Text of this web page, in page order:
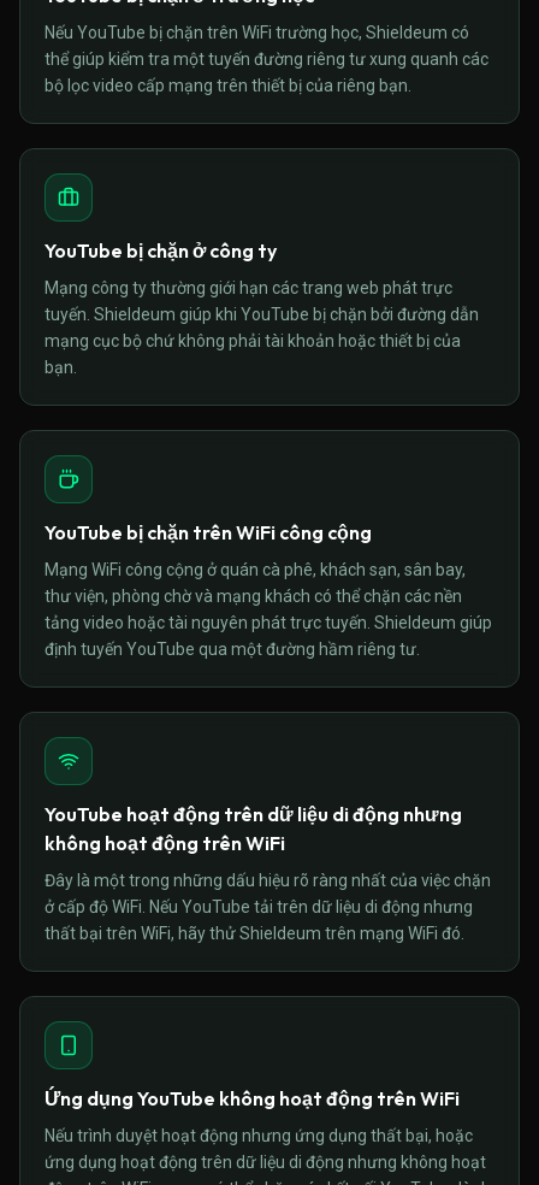
Nếu YouTube bị chặn trên WiFi trường học, Shieldeum có
thể giúp kiểm tra một tuyến đường riêng tư xung quanh các
bộ lọc video cấp mạng trên thiết bị của riêng bạn.
YouTube bị chặn ở công ty
Mạng công ty thường giới hạn các trang web phát trực
tuyến. Shieldeum giúp khi YouTube bị chặn bởi đường dẫn
mạng cục bộ chứ không phải tài khoản hoặc thiết bị của
bạn.
YouTube bị chặn trên WiFi công cộng
Mạng WiFi công cộng ở quán cà phê, khách sạn, sân bay,
thư viện, phòng chờ và mạng khách có thể chặn các nền
tảng video hoặc tài nguyên phát trực tuyến. Shieldeum giúp
định tuyến YouTube qua một đường hầm riêng tư.
YouTube hoạt động trên dữ liệu di động nhưng
không hoạt động trên WiFi
Đây là một trong những dấu hiệu rõ ràng nhất của việc chặn
ở cấp độ WiFi. Nếu YouTube tải trên dữ liệu di động nhưng
thất bại trên WiFi, hãy thử Shieldeum trên mạng WiFi đó.
Ứng dụng YouTube không hoạt động trên WiFi
Nếu trình duyệt hoạt động nhưng ứng dụng thất bại, hoặc
ứng dụng hoạt động trên dữ liệu di động nhưng không hoạt